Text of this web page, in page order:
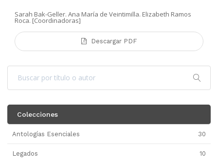
Sarah Bak-Geller. Ana María de Veintimilla. Elizabeth Ramos
Roca. [Coordinadoras]
Descargar PDF
Colecciones
Antologías Esenciales 30
Legados 10